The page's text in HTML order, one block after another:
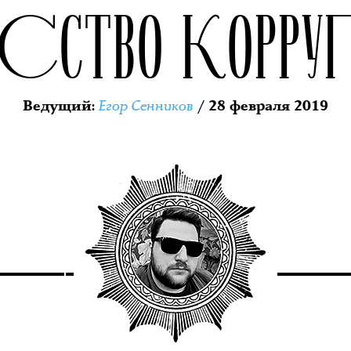
Ведущий:Егор Сенников / 28 февраля 2019